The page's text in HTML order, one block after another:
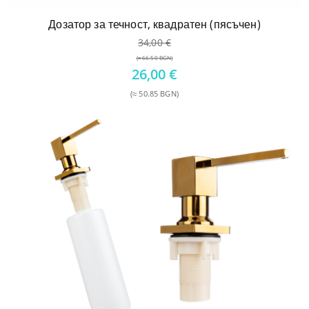
Дозатор за течност, квадратен (пясъчен)
34,00€
(≈ 66.50 BGN)
Original
price
was:
26,00€
(≈ 50.85 BGN)